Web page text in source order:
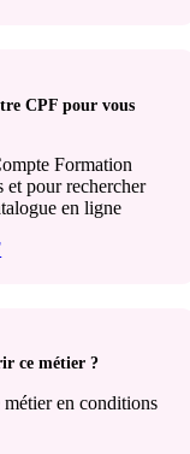
CPF pour vous
Formation
pour rechercher
en ligne
ce métier ?
en conditions